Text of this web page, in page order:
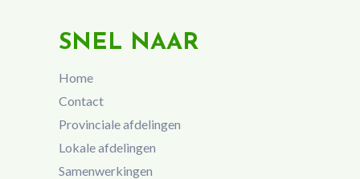
SNEL NAAR
Home
Contact
Provinciale afdelingen
Lokale afdelingen
Samenwerkingen